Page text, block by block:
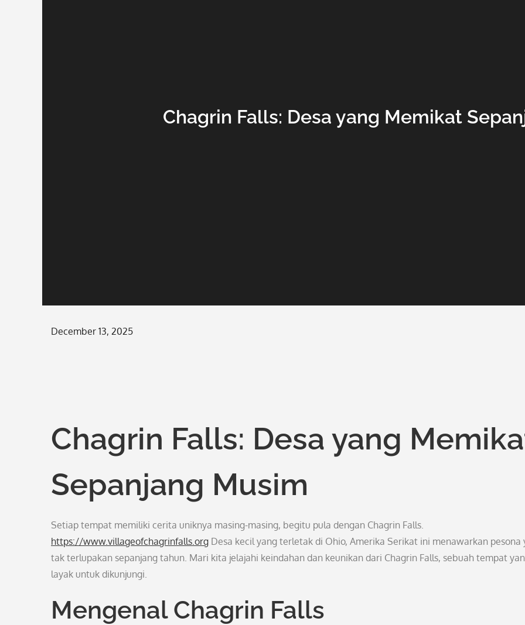
Chagrin Falls: Desa yang Memikat
Posted
December 13, 2025
Chagrin Falls: Desa yang
Sepanjang Musim
Setiap tempat memiliki cerita uniknya masing-masing, begitu pula dengan Chagrin Falls.
https://www.villageofchagrinfalls.org Desa kecil yang terletak di Ohio, Amerika Serikat ini menawarkan pesona
tak terlupakan sepanjang tahun. Mari kita jelajahi keindahan dan keunikan dari Chagrin Falls, sebuah tempat
layak untuk dikunjungi.
Mengenal Chagrin Falls